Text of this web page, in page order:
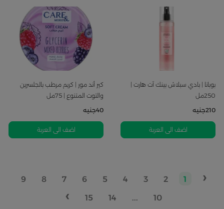
بوبانا | بادي سبلاش بينك آت هارت |
250مل
210جنيه
اضف الى العربة
كير أند مور | كريم مرطب بالجلسرين
والتوت المتنوع | 75مل
40جنيه
اضف الى العربة
‹
1
2
3
4
5
6
7
8
9
10
...
14
15
›